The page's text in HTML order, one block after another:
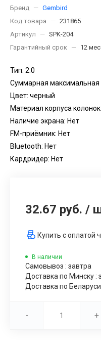
Бренд — Gembird
Код товара
— 231865
Артикул
— SPK-204
Гарантийный срок
— 12 мес.
Тип: 2.0
Суммарная максимальная
Цвет: черный
Материал корпуса
Наличие экрана: Нет
FM-приёмник: Нет
Bluetooth: Нет
Кардридер: Нет
32.67 руб. /
Купить с оплатой
В наличии
Самовывоз : завтра
Доставка по Минску :
Доставка по
- +